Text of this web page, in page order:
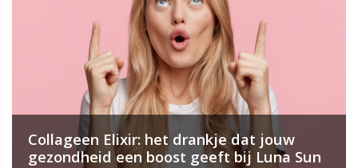
Collageen Elixir: het drankje dat jouw
gezondheid een boost geeft bij Luna Sun